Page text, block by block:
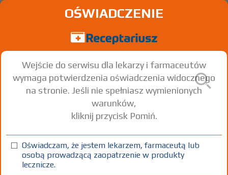
Mucofortin
Acetylcysteine
tabl. mus. 600 mg 10 szt. Doustnie
OŚWIADCZENIE
Wejście do serwisu dla lekarzy i farmaceutów
wymaga potwierdzenia oświadczenia widocznego
na stronie. Jeśli nie spełniasz wymienionych
warunków,
kliknij przycisk Pomiń.
Oświadczam, że jestem lekarzem, farmaceutą lub
osobą prowadzącą zaopatrzenie w produkty
lecznicze.